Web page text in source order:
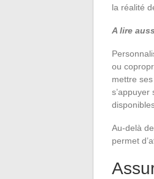
la réalité
A lire
ou
mettre
Au-delà
permet